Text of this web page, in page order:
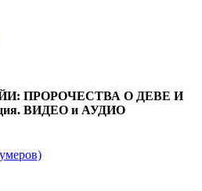
ПРОРОЧЕСТВА О ДЕВЕ И
ВИДЕО и АУДИО